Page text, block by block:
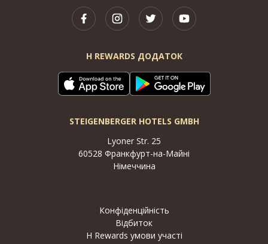
H REWARDS ДОДАТОК
STEIGENBERGER HOTELS GMBH
Lyoner Str. 25
60528 Франкфурт-на-Майні
Німеччина
Конфіденційність
Відбиток
H Rewards умови участі